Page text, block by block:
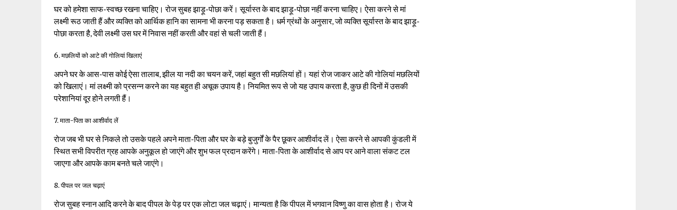
घर को हमेशा साफ-स्वच्छ रखना चाहिए। रोज सुबह झाड़ू-पोछा करें। सूर्यास्त के बाद झाड़ू-पोछा नहीं करना चाहिए। ऐसा करने से मां
लक्ष्मी रूठ जाती हैं और व्यक्ति को आर्थिक हानि का सामना भी करना पड़ सकता है। धर्म ग्रंथों के अनुसार, जो व्यक्ति सूर्यास्त के बाद झाड़ू-
पोछा करता है, देवी लक्ष्मी उस घर में निवास नहीं करती और वहां से चली जाती हैं।
6. मछलियों को आटे की गोलियां खिलाएं
अपने घर के आस-पास कोई ऐसा तालाब, झील या नदी का चयन करें, जहां बहुत सी मछलियां हों। यहां रोज जाकर आटे की गोलियां मछलियों
को खिलाएं। मां लक्ष्मी को प्रसन्न करने का यह बहुत ही अचूक उपाय है। नियमित रूप से जो यह उपाय करता है, कुछ ही दिनों में उसकी
परेशानियां दूर होने लगती हैं।
7. माता-पिता का आशीर्वाद लें
रोज जब भी घर से निकले तो उसके पहले अपने माता-पिता और घर के बड़े बुजुर्गों के पैर छूकर आशीर्वाद लें। ऐसा करने से आपकी कुंडली में
स्थित सभी विपरीत ग्रह आपके अनुकूल हो जाएंगे और शुभ फल प्रदान करेंगे। माता-पिता के आशीर्वाद से आप पर आने वाला संकट टल
जाएगा और आपके काम बनते चले जाएंगे।
8. पीपल पर जल चढ़ाएं
रोज सुबह स्नान आदि करने के बाद पीपल के पेड़ पर एक लोटा जल चढ़ाएं। मान्यता है कि पीपल में भगवान विष्णु का वास होता है। रोज ये